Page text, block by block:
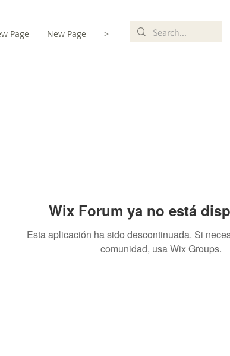
Page New Page >
Wix Forum ya no está
Esta aplicación ha sido descontinuada. Si
comunidad, usa Wix Groups.